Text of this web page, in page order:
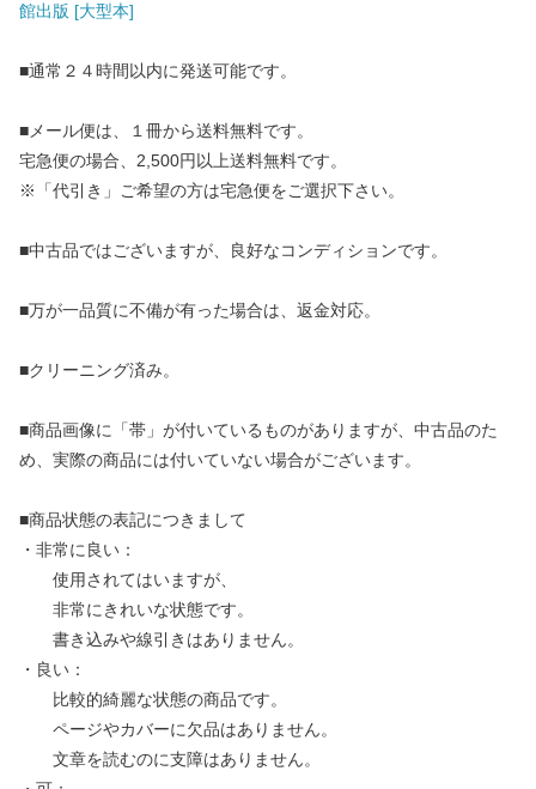
館出版 [大型本]
■通常２４時間以内に発送可能です。
■メール便は、１冊から送料無料です。
宅急便の場合、2,500円以上送料無料です。
※「代引き」ご希望の方は宅急便をご選択下さい。
■中古品ではございますが、良好なコンディションです。
■万が一品質に不備が有った場合は、返金対応。
■クリーニング済み。
■商品画像に「帯」が付いているものがありますが、中古品のた
め、実際の商品には付いていない場合がございます。
■商品状態の表記につきまして
・非常に良い：
使用されてはいますが、
非常にきれいな状態です。
書き込みや線引きはありません。
・良い：
比較的綺麗な状態の商品です。
ページやカバーに欠品はありません。
文章を読むのに支障はありません。